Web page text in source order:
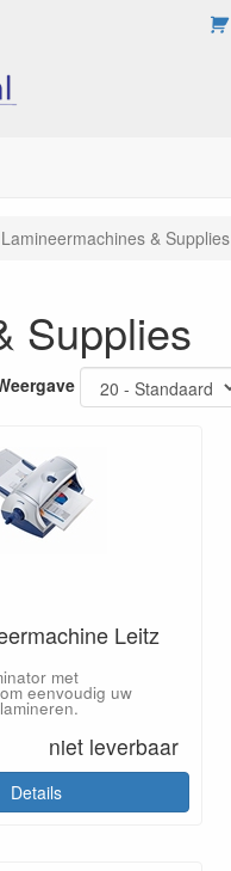
& Supplies
Supplies
Leitz
met
eenvoudig uw
niet leverbaar
Details